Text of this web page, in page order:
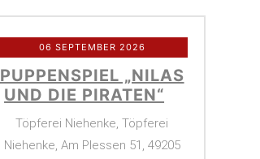
06 SEPTEMBER 2026
PUPPENSPIEL „NILAS
UND DIE PIRATEN“
Töpferei Niehenke, Töpferei
Niehenke, Am Plessen 51, 49205